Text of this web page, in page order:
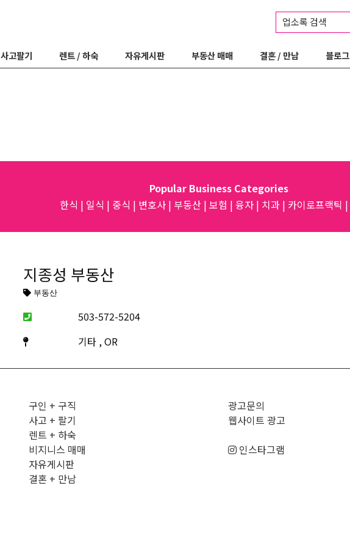
업소록 검색
사고팔기 렌트 / 하숙 자유게시판 부동산 매매 결혼 / 만남 블로그
Popular Business Categories
한식 | 일식 | 중식 | 변호사 | 부동산 | 보험 | 융자 | 치과 | 카이로프랙틱 |
지종성 부동산
부동산
503-572-5204
기타 , OR
구인 + 구직
사고 + 팔기
렌트 + 하숙
비지니스 매매
자유게시판
결혼 + 만남
광고문의
웹사이트 광고
인스타그램